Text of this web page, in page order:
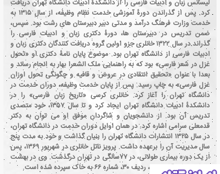
لیسانس زبان و ادبیات فارسی را از دانشکدهٔ ادبیات دانشگاه تهران دریافت
کرد. پس از گذراندن دورهٔ آموزشی خدمت نظام وظیفه، از سال ۱۳۱۵ به
خدمت وزارت فرهنگ درآمد و مدتی دبیر دبیرستان های رشت بود. سپس،
ضمن تدریس در دبیرستان ها، دورهٔ دکتری زبان و ادبیات فارسی را
گذراند.در سال ۱۳۲۲ خانلری جزو اولین گروه دریافت کنندگان دکتری زبان و
ادبیات فارسی از دانشگاه تهران بود. موضوع پایان نامهٔ دکتری او «تحول
غزل در شعر فارسی» بود که به راهنمایی ملک الشعرا بهار به انجام رساند و
بعدا با عنوان «تحقیق انتقادی در عروض و قافیه و چگونگی تحول اوزان
غزل فارسی» به چاپ رسید. پس از پایان خدمت وظیفه، دوران خدمت در
دانشگاه تهران را آغاز کرد. خانلری کرسی «تاریخ زبان فارسی» را در
دانشکدهٔ ادبیات دانشگاه تهران ایجاد کرد و تا سال ۱۳۵۷، خود متصدی
تدریس آن بود. از دانشجویان و شاگردان موفق او می توان به دکتر
قدمعلی سرامی اشاره کرد. در همان اوایل دوران خدمت در دانشگاه تهران،
در سال ۱۳۲۵ انتشارات دانشگاه تهران را بنیان گذاشت و خود به مدت پنج
سال مدیریت آن را برعهده داشت. پرویز ناتل خانلری در شهریور ۱۳۶۹، پس
از یک دوره بیماری طولانی، در ۷۷سالگی در تهران درگذشت. وی در بهشت
زهرای تهران قطعه ۷۳، ردیف ۳۰، شماره ۶۶ به خاک سپرده شده است.